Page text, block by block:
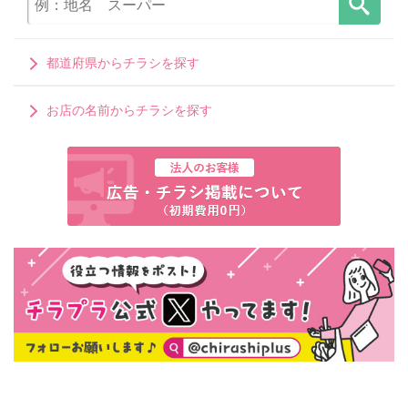
都道府県からチラシを探す
お店の名前からチラシを探す